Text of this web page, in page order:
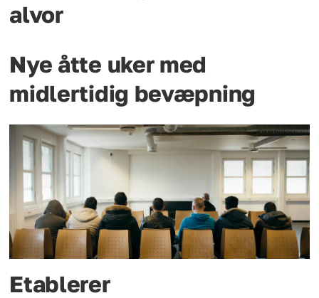
alvor
Nye åtte uker med
midlertidig bevæpning
Etablerer